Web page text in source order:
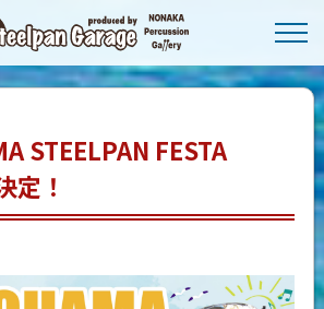
STEELPAN FESTA
定！